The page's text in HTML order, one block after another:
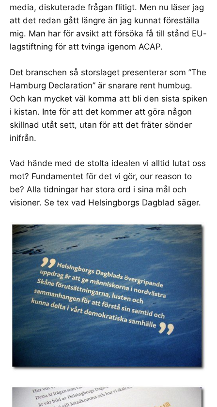
media, diskuterade frågan flitigt. Men nu läser jag
att det redan gått längre än jag kunnat föreställa
mig. Man har för avsikt att försöka få till stånd EU-
lagstiftning för att tvinga igenom ACAP.
Det branschen så storslaget presenterar som ”The
Hamburg Declaration” är snarare rent humbug.
Och kan mycket väl komma att bli den sista spiken
i kistan. Inte för att det kommer att göra någon
skillnad utåt sett, utan för att det fräter sönder
inifrån.
Vad hände med de stolta idealen vi alltid lutat oss
mot? Fundamentet för det vi gör, our reason to
be? Alla tidningar har stora ord i sina mål och
visioner. Se tex vad Helsingborgs Dagblad säger.